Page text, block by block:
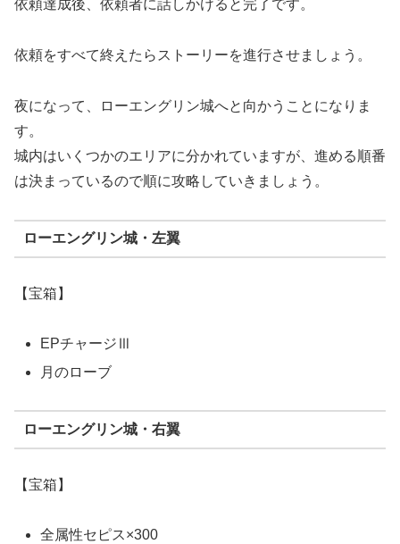
依頼達成後、依頼者に話しかけると完了です。
依頼をすべて終えたらストーリーを進行させましょう。
夜になって、ローエングリン城へと向かうことになりま
す。
城内はいくつかのエリアに分かれていますが、進める順番
は決まっているので順に攻略していきましょう。
ローエングリン城・左翼
【宝箱】
EPチャージⅢ
月のローブ
ローエングリン城・右翼
【宝箱】
全属性セピス×300